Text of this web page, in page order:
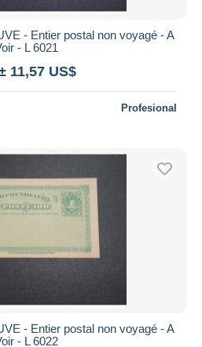
bancaria
- Entier postal non voyagé - A
- L 6021
11,57 US$
Profesional
- Entier postal non voyagé - A
- L 6022